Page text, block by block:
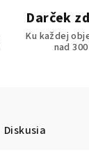
Darček
Ku každej
nad
Diskusia